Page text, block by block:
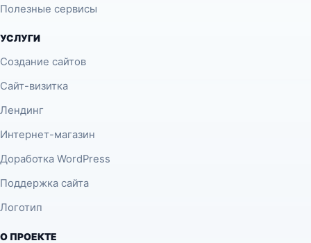
Полезные сервисы
УСЛУГИ
Создание сайтов
Сайт-визитка
Лендинг
Интернет-магазин
Доработка WordPress
Поддержка сайта
Логотип
О ПРОЕКТЕ